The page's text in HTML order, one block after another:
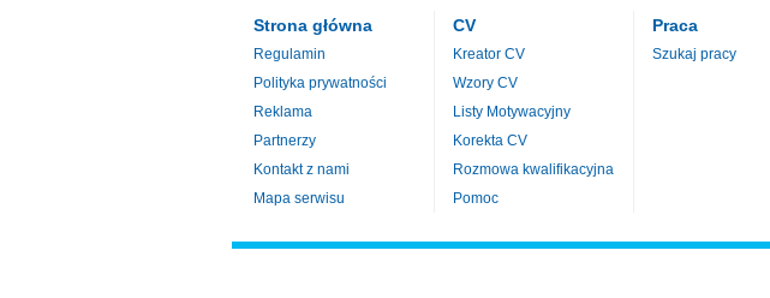
Strona główna
Regulamin
Polityka prywatności
Reklama
Partnerzy
Kontakt z nami
Mapa serwisu
CV
Kreator CV
Wzory CV
Listy Motywacyjny
Korekta CV
Rozmowa kwalifikacyjna
Pomoc
Praca
Szukaj pracy